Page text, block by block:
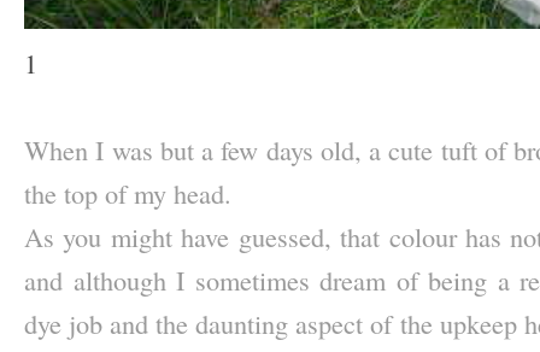
1
When I was but a few days old, a cute tuft of
the top of my head.
As you might have guessed, that colour has
and although I sometimes dream of being a
dye job and the daunting aspect of the upkeep